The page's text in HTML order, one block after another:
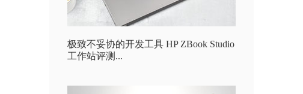
极致不妥协的开发工具 HP ZBook Studio
工作站评测...